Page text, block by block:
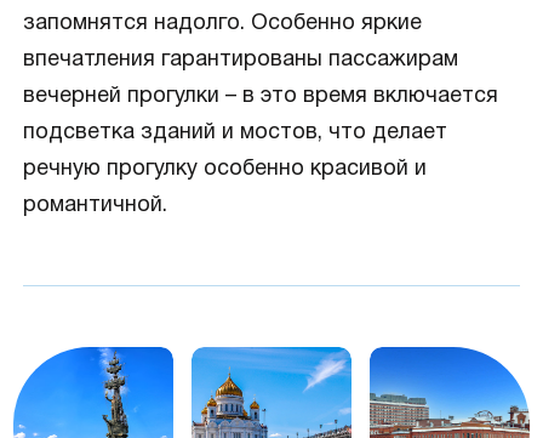
запомнятся надолго. Особенно яркие
впечатления гарантированы пассажирам
вечерней прогулки – в это время включается
подсветка зданий и мостов, что делает
речную прогулку особенно красивой и
романтичной.